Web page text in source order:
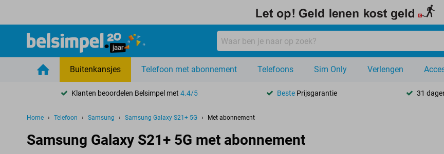
Buitenkansjes Telefoon met abonnement Telefoons Sim Only Verlengen
Klanten beoordelen Belsimpel met4.4/5 Beste Prijsgarantie 31
Home Telefoon Samsung Samsung Galaxy S21+ 5G Met abonnement
Samsung Galaxy S21+ 5G met abonnement